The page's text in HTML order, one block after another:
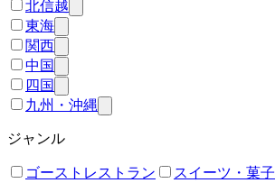
北信越
東海
関西
中国
四国
九州・沖縄
ジャンル
ゴーストレストラン スイーツ・菓子